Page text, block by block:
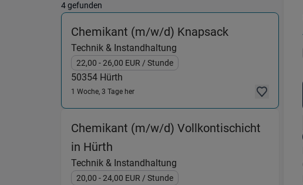
4 gefunden
Chemikant (m/w/d) Knapsack(Technik &
Technik & Instandhaltung
22,00 - 26,00 EUR / Stunde
50354 Hürth
1 Woche, 3 Tage her
Chemikant (m/w/d) Vollkontischicht
in Hürth (Technik & Instandhaltung) in
Technik & Instandhaltung
20,00 - 24,00 EUR / Stunde